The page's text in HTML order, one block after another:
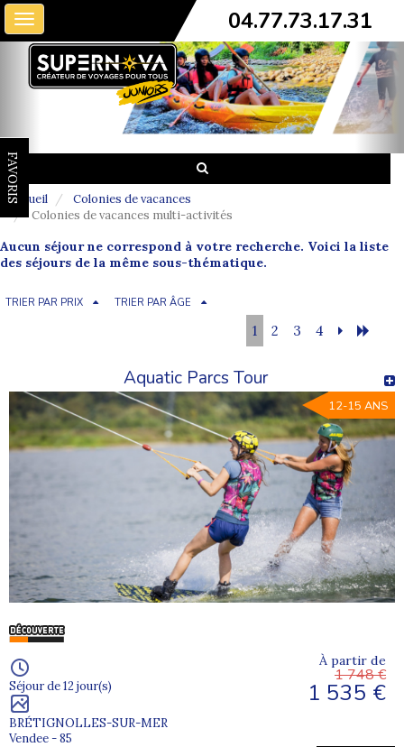
Toggle
navigation
04.77.73.17.31
FAVORIS
Accueil
Colonies de vacances
Colonies de vacances multi-activités
Aucun séjour ne correspond à votre recherche. Voici la liste
des séjours de la même sous-thématique.
TRIER PAR PRIX TRIER PAR ÂGE
1 2 3 4
Aquatic Parcs Tour
12-15 ANS
Séjour de 12 jour(s)
BRÉTIGNOLLES-SUR-MER
Vendee - 85
À partir de
1 748 €
1 535 €